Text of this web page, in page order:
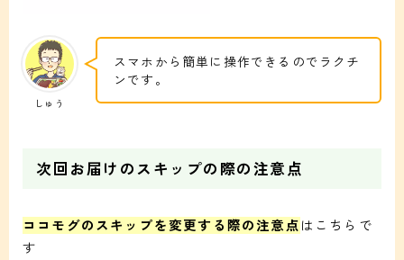
しゅう
スマホから簡単に操作できるのでラクチ
ンです。
次回お届けのスキップの際の注意点
ココモグのスキップを変更する際の注意点はこちらで
す